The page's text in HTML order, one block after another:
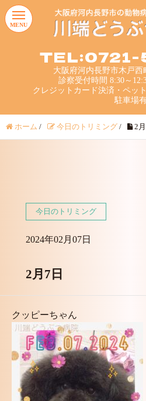
大阪府河内長野市木戸西
診察受付時間 8:30～
クレジットカード決済・ペッ
駐車場
MENU
ホーム / 今日のトリミング / 2
今日のトリミング
2024年02月07日
2月7日
クッピーちゃん